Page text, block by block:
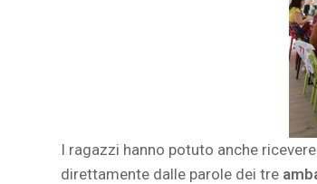
I ragazzi hanno potuto anche
direttamente dalle parole dei tre